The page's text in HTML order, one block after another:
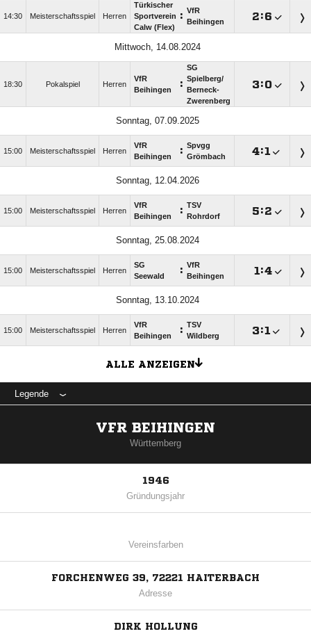
14:30 Meisterschaftsspiel Herren
Türkischer
Sportverein
Calw (Flex)
: VfR
Beihingen
:
Mittwoch, 14.08.2024
18:30 Pokalspiel Herren
VfR
Beihingen
:
SG
Spielberg/​
Berneck-
Zwerenberg
:
Sonntag, 07.09.2025
15:00 Meisterschaftsspiel Herren
VfR
Beihingen
: Spvgg
Grömbach
:
Sonntag, 12.04.2026
15:00 Meisterschaftsspiel Herren
VfR
Beihingen
: TSV
Rohrdorf
:
Sonntag, 25.08.2024
15:00 Meisterschaftsspiel Herren
SG
Seewald
: VfR
Beihingen
:
Sonntag, 13.10.2024
15:00 Meisterschaftsspiel Herren
VfR
Beihingen
: TSV
Wildberg
:
ALLE ANZEIGEN
Legende
VFR BEIHINGEN
Württemberg
1946
Gründungsjahr
Vereinsfarben
FORCHENWEG 39, 72221 HAITERBACH
Adresse
DIRK HOLLUNG